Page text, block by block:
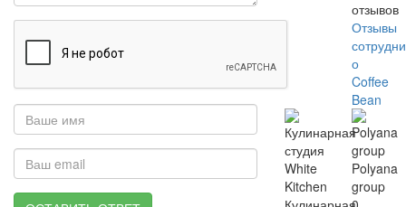
отзывов
Отзывы
о
Coffee
Bean
Polyana
group